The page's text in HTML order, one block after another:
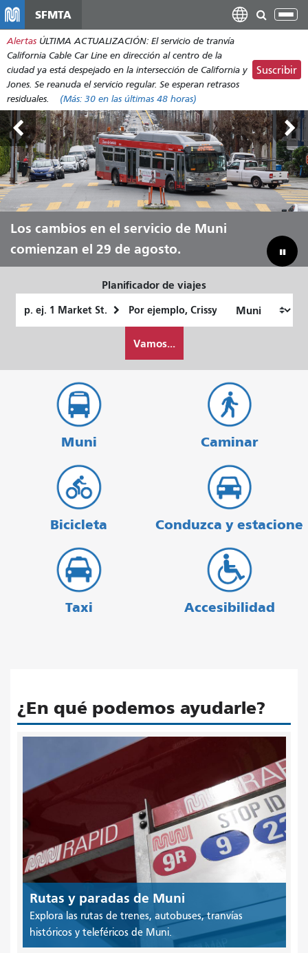
contenido
principal
SFMTA
Alertas ÚLTIMA ACTUALIZACIÓN: El servicio de tranvía
California Cable Car Line en dirección al centro de la
ciudad ya está despejado en la intersección de California y
Jones. Se reanuda el servicio regular. Se esperan retrasos
residuales.
(Más: 30 en las últimas 48 horas)
Suscribir
Tierras Exteriores, del 7 al 9 de
agosto.
Los cambios en el servicio de Muni
comienzan el 29 de agosto.
Deja que Muni te lleve durante todo
el verano.
Reduciendo nuestra brecha
presupuestaria para ahorrar en Muni
Planificador de viajes
de
quiero
viajar
Vamos...
Muni Caminar
Bicicleta Conduzca y estacione
Taxi Accesibilidad
¿En qué podemos ayudarle?
Rutas y paradas de Muni
Explora las rutas de trenes, autobuses, tranvías
históricos y teleféricos de Muni.